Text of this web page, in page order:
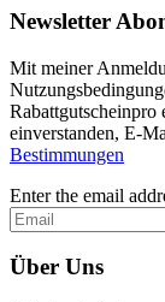
Newsletter
Mit meiner
Rabattgutscheinpro
einverstanden, E-
Bestimmungen
Enter the email
Über Uns